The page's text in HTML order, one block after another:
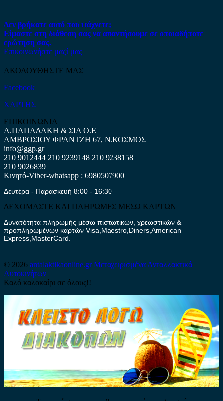
Δεν βρήκατε αυτό που ψάχνετε;
Είμαστε στη διάθεση σας να απαντήσουμε σε οποιαδήποτε
ερώτηση σας.
Επικοινωνήστε μαζί μας
ΑΚΟΛΟΥΘΗΣΤΕ ΜΑΣ
Facebook
ΧΑΡΤΗΣ
ΕΠΙΚΟΙΝΩΝΙΑ
Α.ΠΑΠΑΔΑΚΗ & ΣΙΑ Ο.Ε
ΑΜΒΡΟΣΙΟΥ ΦΡΑΝΤΖΗ 67, Ν.ΚΟΣΜΟΣ
info@ggp.gr
210 9012444 210 9239148 210 9238158
210 9026839
Κινητό-Viber-whatsapp : 6980507900
Δευτέρα - Παρασκευή 8:00 - 16:30
ΔΕΧΟΜΑΣΤΕ ΚΑΙ ΠΛΗΡΩΜΕΣ ΜΕΣΩ ΚΑΡΤΩΝ
Δυνατότητα πληρωμής μέσω πιστωτικών, χρεωστικών &
προπληρωμένων καρτών Visa,Maestro,Diners,American
Express,MasterCard.
© 2026 antalaktikaonline.grΜεταχειρισμένα Ανταλλακτικά
Αυτοκινήτων
Καλό καλοκαίρι σε όλους!!